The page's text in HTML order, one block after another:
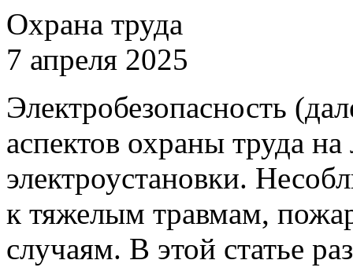
Охрана труда
7 апреля 2025
Электробезопасность
аспектов охраны труда
электроустановки.
к тяжелым травмам,
случаям. В этой статье